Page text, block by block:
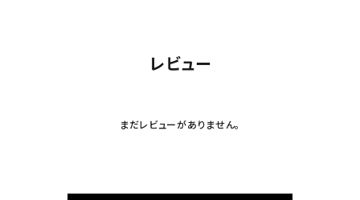
レビュー
まだレビューがありません。